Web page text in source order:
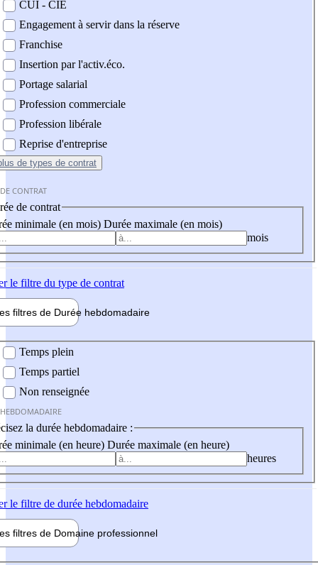
CUI - CIE
Engagement à servir dans la réserve
Franchise
Insertion par l'activ.éco.
Portage salarial
Profession commerciale
Profession libérale
Reprise d'entreprise
de types de contrat
CONTRAT
de contrat
minimale (en mois) Durée maximale (en mois)
mois
le filtre du type de contrat
filtres de Durée hebdomadaire
Temps plein
Temps partiel
Non renseignée
la durée hebdomadaire :
minimale (en heure) Durée maximale (en heure)
heures
le filtre de durée hebdomadaire
filtres de Domaine professionnel